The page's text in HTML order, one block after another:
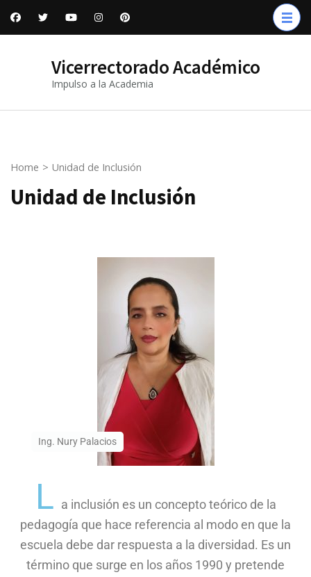
Vicerrectorado Académico
Impulso a la Academia
Home > Unidad de Inclusión
Unidad de Inclusión
Ing. Nury Palacios
L a inclusión es un concepto teórico de la
pedagogía que hace referencia al modo en que la
escuela debe dar respuesta a la diversidad. Es un
término que surge en los años 1990 y pretende